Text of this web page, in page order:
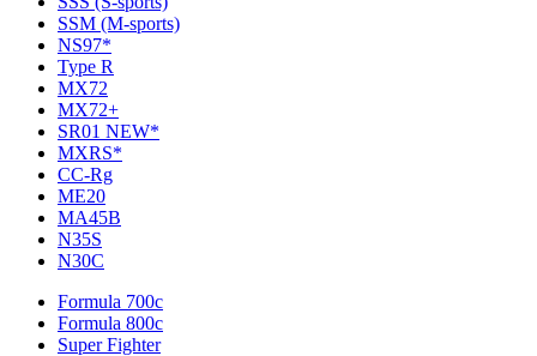
SSM (M-sports)
NS97*
Type R
MX72
MX72+
SR01 NEW*
MXRS*
CC-Rg
ME20
MA45B
N35S
N30C
Formula 700c
Formula 800c
Super Fighter